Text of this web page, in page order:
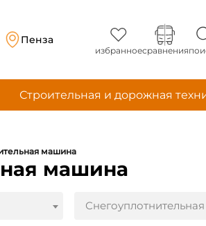
Пенза
избранноесравнения
Строительная и дорожная
машина
машина